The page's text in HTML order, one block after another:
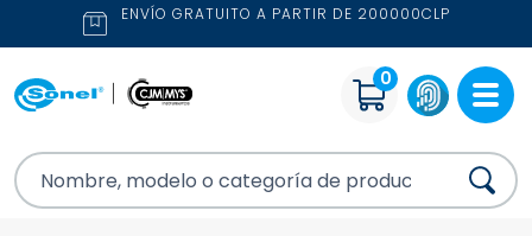
ENVÍO GRATUITO A PARTIR DE 200000CLP
0